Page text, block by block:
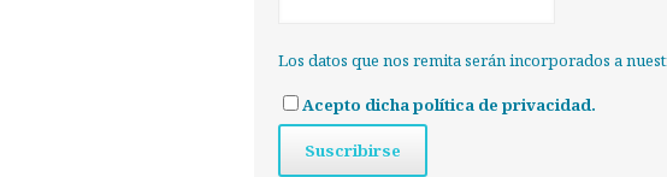
Los datos que nos remita serán incorporados a
Acepto dicha política de privacidad.